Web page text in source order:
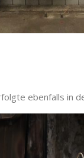
ebenfalls in